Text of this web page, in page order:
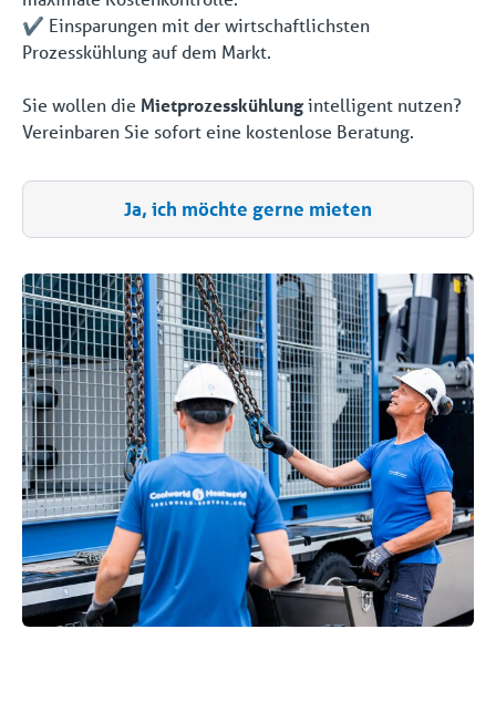
✔️ Einsparungen mit der wirtschaftlichsten
Prozesskühlung auf dem Markt.
Sie wollen die Mietprozesskühlungintelligent nutzen?
Vereinbaren Sie sofort eine kostenlose Beratung.
Ja, ich möchte gerne mieten